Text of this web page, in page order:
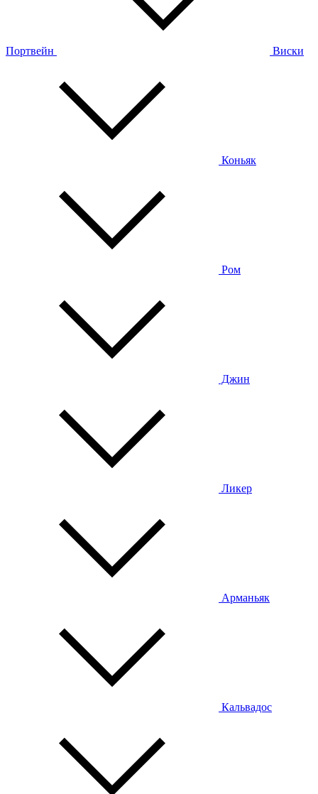
Портвейн Виски
Коньяк
Ром
Джин
Ликер
Арманьяк
Кальвадос